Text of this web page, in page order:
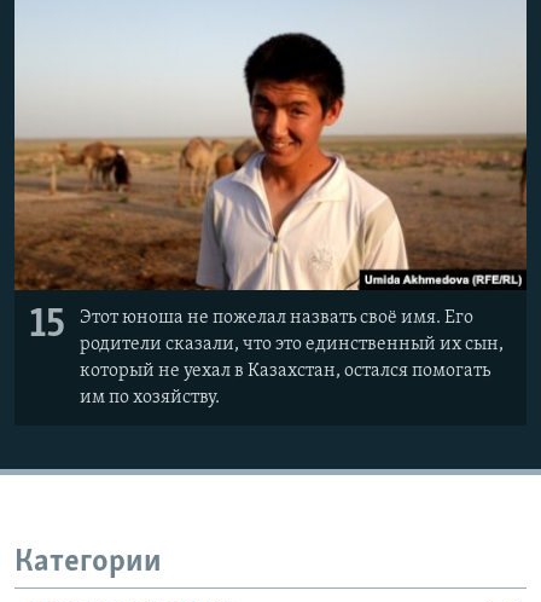
15
Этот юноша не пожелал назвать своё имя. Его
родители сказали, что это единственный их сын,
который не уехал в Казахстан, остался помогать
им по хозяйству.
Категории